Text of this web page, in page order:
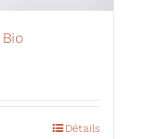
Détails